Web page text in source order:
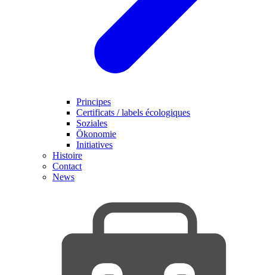
Principes
Certificats / labels écologiques
Soziales
Ökonomie
Initiatives
Histoire
Contact
News